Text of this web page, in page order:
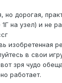
но дорогая,
на узел) и не
изобретенная
в свои
зря чудо
работает.